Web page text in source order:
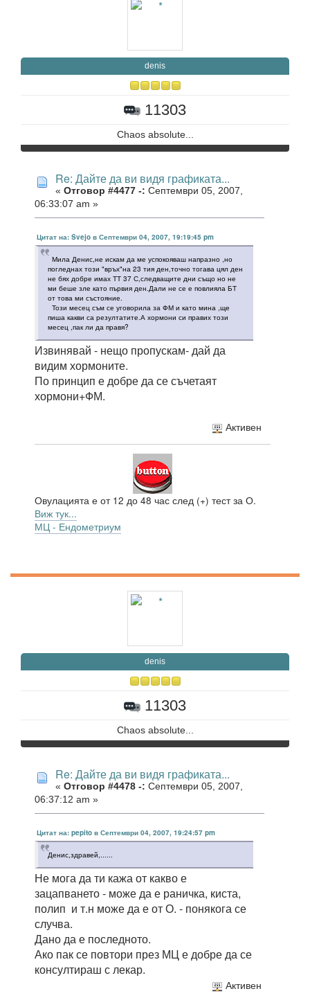
denis
11303
Chaos absolute...
Re: Дайте да ви видя графиката...
« Отговор #4477 -: Септември 05, 2007,
06:33:07 am »
Цитат на: Svejo в Септември 04, 2007, 19:19:45 pm
Мила Денис,не искам да ме успокояваш напразно ,но
погледнах този "връх"на 23 тия ден,точно тогава цял ден
не бях добре имах ТТ 37 С,следващите дни също но не
ми беше зле като първия ден.Дали не се е повлияла БТ
от това ми състояние.
Този месец съм се уговорила за ФМ и като мина ,ще
пиша какви са резултатите.А хормони си правих този
месец ,пак ли да правя?
Извинявай - нещо пропускам- дай да
видим хормоните.
По принцип е добре да се съчетаят
хормони+ФМ.
Активен
Овулацията е от 12 до 48 час след (+) тест за О.
Виж тук...
МЦ - Ендометриум
denis
11303
Chaos absolute...
Re: Дайте да ви видя графиката...
« Отговор #4478 -: Септември 05, 2007,
06:37:12 am »
Цитат на: pepito в Септември 04, 2007, 19:24:57 pm
Денис,здравей,......
Не мога да ти кажа от какво е
зацапването - може да е раничка, киста,
полип и т.н може да е от О. - понякога се
случва.
Дано да е последното.
Ако пак се повтори през МЦ е добре да се
консултираш с лекар.
Активен